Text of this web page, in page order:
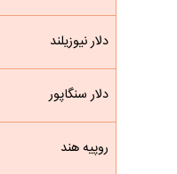
دلار نیوزیلند
دلار سنگاپور
روپیه هند